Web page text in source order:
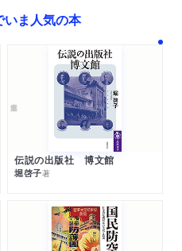
いま人気の本
伝説の出版社 博文館
堀啓子著